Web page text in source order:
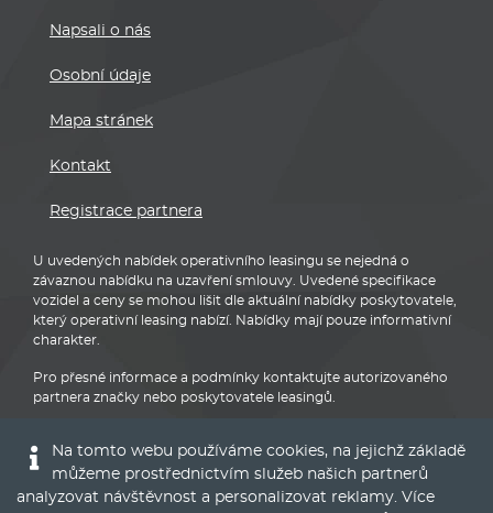
Napsali o nás
Osobní údaje
Mapa stránek
Kontakt
Registrace partnera
U uvedených nabídek operativního leasingu se nejedná o
závaznou nabídku na uzavření smlouvy. Uvedené specifikace
vozidel a ceny se mohou lišit dle aktuální nabídky poskytovatele,
který operativní leasing nabízí. Nabídky mají pouze informativní
charakter.
Pro přesné informace a podmínky kontaktujte autorizovaného
partnera značky nebo poskytovatele leasingů.
Na tomto webu používáme cookies, na jejichž základě
můžeme prostřednictvím služeb našich partnerů
analyzovat návštěvnost a personalizovat reklamy. Více